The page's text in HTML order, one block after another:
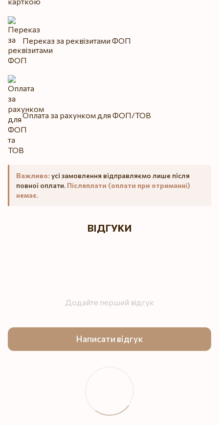
Переказ за реквізитами ФОП
Оплата за рахунком для ФОП/ТОВ
Важливо: усі замовлення відправляємо лише після
повної оплати. Післяплати (оплати при отриманні)
немає.
ВІДГУКИ
Додайте перший відгук
Написати відгук